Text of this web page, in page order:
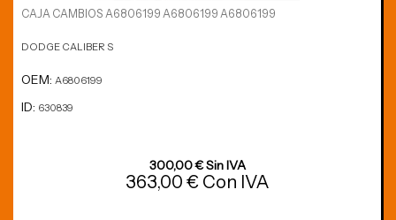
CAJA CAMBIOS A6806199 A6806199 A6806199
DODGE CALIBER S
OEM: A6806199
ID: 630839
300,00 € Sin IVA
363,00 € Con IVA